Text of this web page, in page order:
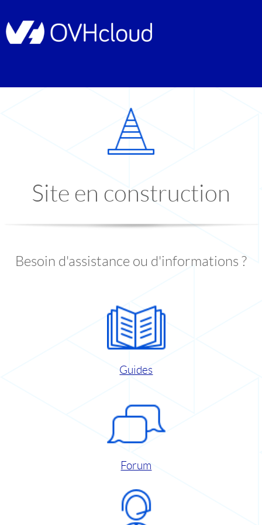
Site en construction
Besoin d'assistance ou d'informations ?
Guides
Forum